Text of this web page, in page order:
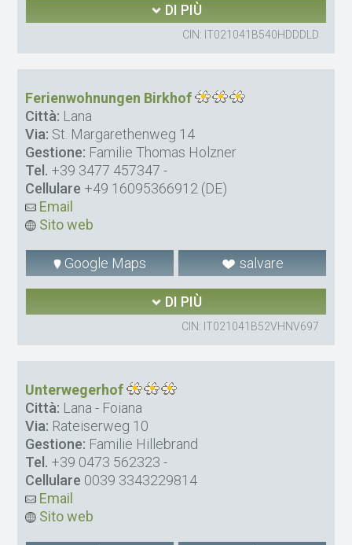
DI PIÙ
CIN: IT021041B540HDDDLD
Ferienwohnungen Birkhof
Città: Lana
Via: St. Margarethenweg 14
Gestione: Familie Thomas Holzner
Tel. +39 3477 457347 -
Cellulare +49 16095366912 (DE)
Email
Sito web
Google Maps salvare
DI PIÙ
CIN: IT021041B52VHNV697
Unterwegerhof
Città: Lana - Foiana
Via: Rateiserweg 10
Gestione: Familie Hillebrand
Tel. +39 0473 562323 -
Cellulare 0039 3343229814
Email
Sito web